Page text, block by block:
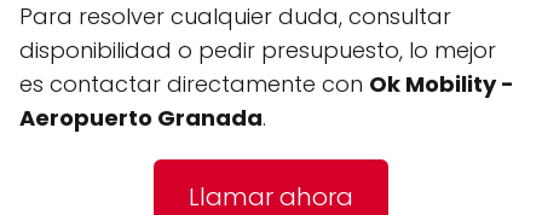
Para resolver cualquier duda, consultar
disponibilidad o pedir presupuesto, lo mejor
es contactar directamente con Ok Mobility -
Aeropuerto Granada.
Llamar ahora